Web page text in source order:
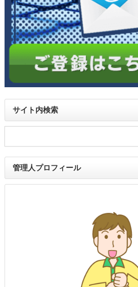
サイト内検索
管理人プロフィール